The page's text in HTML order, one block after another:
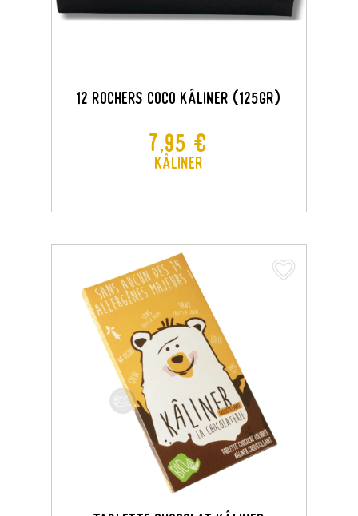
12 Rochers Coco Kâliner (125GR)
Prix
7,95 €
Kâliner
favorite_border